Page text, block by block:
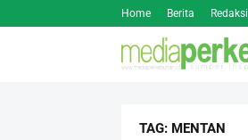
Home Berita Redaksi
TAG: MENTAN